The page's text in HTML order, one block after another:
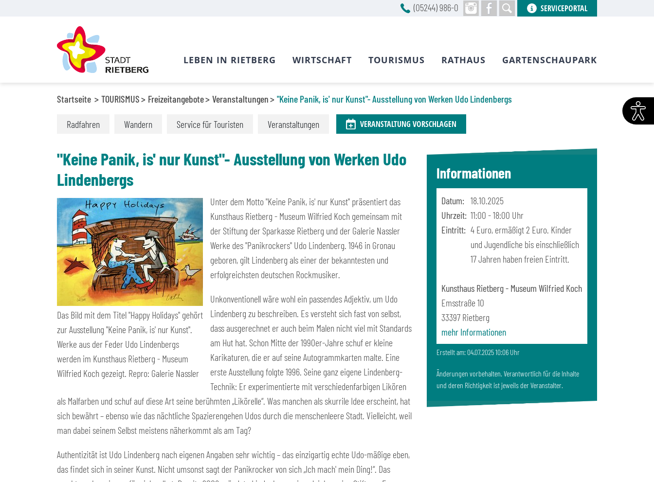
Startseite TOURISMUS Freizeitangebote Veranstaltungen "Keine Panik, is' nur Kunst"- Ausstellung von Werken Udo Lindenbergs
Radfahren Wandern Service für Touristen Veranstaltungen VERANSTALTUNG VORSCHLAGEN
"Keine Panik, is' nur Kunst"- Ausstellung von Werken Udo
Lindenbergs
Das Bild mit dem Titel "Happy Holidays" gehört
zur Ausstellung "Keine Panik, is' nur Kunst".
Werke aus der Feder Udo Lindenbergs
werden im Kunsthaus Rietberg - Museum
Wilfried Koch gezeigt. Repro: Galerie Nassler
Unter dem Motto "Keine Panik, is' nur Kunst" präsentiert das
Kunsthaus Rietberg - Museum Wilfried Koch gemeinsam mit
der Stiftung der Sparkasse Rietberg und der Galerie Nassler
Werke des "Panikrockers" Udo Lindenberg. 1946 in Gronau
geboren, gilt Lindenberg als einer der bekanntesten und
erfolgreichsten deutschen Rockmusiker.
Unkonventionell wäre wohl ein passendes Adjektiv, um Udo
Lindenberg zu beschreiben. Es versteht sich fast von selbst,
dass ausgerechnet er auch beim Malen nicht viel mit Standards
am Hut hat. Schon Mitte der 1990er-Jahre schuf er kleine
Karikaturen, die er auf seine Autogrammkarten malte. Eine
erste Ausstellung folgte 1996. Seine ganz eigene Lindenberg-
Technik: Er experimentierte mit verschiedenfarbigen Likören
als Malfarben und schuf auf diese Art seine berühmten „Likörelle“. Was manchen als skurrile Idee erscheint, hat
sich bewährt – ebenso wie das nächtliche Spazierengehen Udos durch die menschenleere Stadt. Vielleicht, weil
man dabei seinem Selbst meistens näherkommt als am Tag?
Authentizität ist Udo Lindenberg nach eigenen Angaben sehr wichtig – das einzigartig echte Udo-mäßige eben,
das findet sich in seiner Kunst. Nicht umsonst sagt der Panikrocker von sich „Ich mach' mein Ding!“. Das
Informationen
Datum: 18.10.2025
Uhrzeit: 11:00 - 18:00 Uhr
Eintritt: 4 Euro, ermäßigt 2 Euro. Kinder
und Jugendliche bis einschließlich
17 Jahren haben freien Eintritt.
Kunsthaus Rietberg - Museum Wilfried Koch
Emsstraße 10
33397 Rietberg
mehr Informationen
Erstellt am: 04.07.2025 10:06 Uhr
Änderungen vorbehalten. Verantwortlich für die Inhalte
und deren Richtigkeit ist jeweils der Veranstalter.
(05244) 986-0 SERVICEPORTAL
LEBEN IN RIETBERG WIRTSCHAFT TOURISMUS RATHAUS GARTENSCHAUPARK